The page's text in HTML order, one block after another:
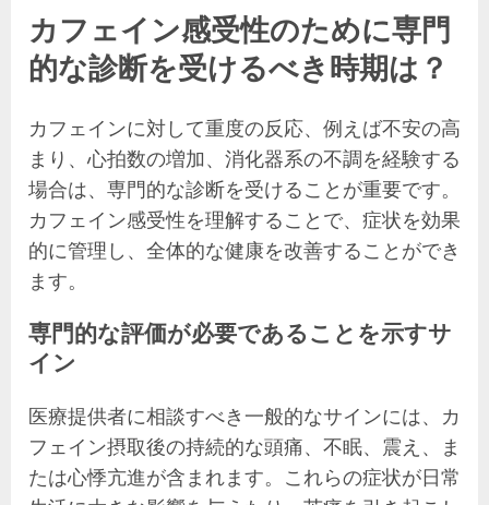
カフェイン感受性のために専門
的な診断を受けるべき時期は？
カフェインに対して重度の反応、例えば不安の高
まり、心拍数の増加、消化器系の不調を経験する
場合は、専門的な診断を受けることが重要です。
カフェイン感受性を理解することで、症状を効果
的に管理し、全体的な健康を改善することができ
ます。
専門的な評価が必要であることを示すサ
イン
医療提供者に相談すべき一般的なサインには、カ
フェイン摂取後の持続的な頭痛、不眠、震え、ま
たは心悸亢進が含まれます。これらの症状が日常